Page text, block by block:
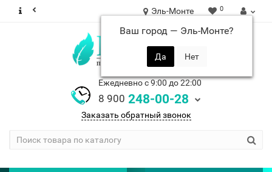
Эль-Монте
Ваш город — Эль-Монте?
0
Ежедневно с 9:00 до 22:00
8 900 248-00-28
Заказать обратный звонок